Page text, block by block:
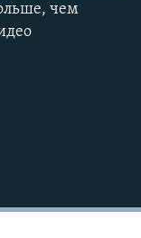
чем